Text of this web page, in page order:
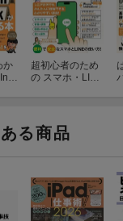
777さん
役立てているかを
行うための、
ズ感で長時間持つ
か
超初心者のため
の スマホ・LINE
る商品